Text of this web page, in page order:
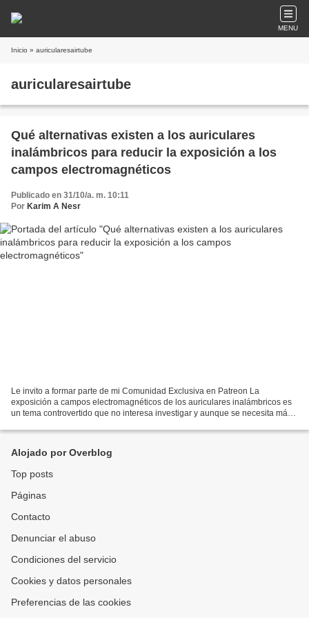
MENU
Inicio » auricularesairtube
auricularesairtube
Qué alternativas existen a los auriculares
inalámbricos para reducir la exposición a los
campos electromagnéticos
Publicado en 31/10/a. m. 10:11
Por Karim A Nesr
Le invito a formar parte de mi Comunidad Exclusiva en Patreon La
exposición a campos electromagnéticos de los auriculares inalámbricos es
un tema controvertido que no interesa investigar y aunque se necesita más
Alojado por Overblog
Top posts
Páginas
Contacto
Denunciar el abuso
Condiciones del servicio
Cookies y datos personales
Preferencias de las cookies